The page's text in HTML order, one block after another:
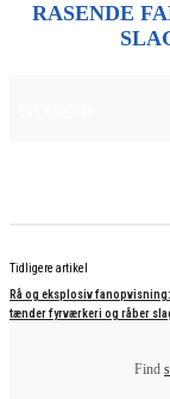
RASENDE
Tidligere artikel
Rå og eksplosiv
tænder fyrværkeri og råber
Find